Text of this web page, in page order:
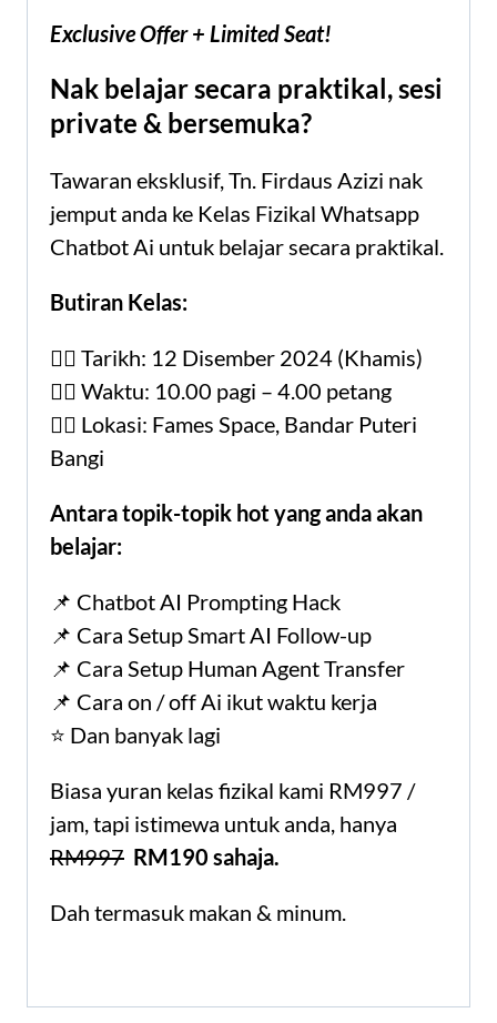
Exclusive Offer + Limited Seat!
Nak belajar secara praktikal, sesi
private & bersemuka?
Tawaran eksklusif, Tn. Firdaus Azizi nak
jemput anda ke Kelas Fizikal Whatsapp
Chatbot Ai untuk belajar secara praktikal.
Butiran Kelas:
👉🏻 Tarikh: 12 Disember 2024 (Khamis)
👉🏻 Waktu: 10.00 pagi – 4.00 petang
👉🏻 Lokasi: Fames Space, Bandar Puteri
Bangi
Antara topik-topik hot yang anda akan
belajar:
📌 Chatbot AI Prompting Hack
📌 Cara Setup Smart AI Follow-up
📌 Cara Setup Human Agent Transfer
📌 Cara on / off Ai ikut waktu kerja
⭐️ Dan banyak lagi
Biasa yuran kelas fizikal kami RM997 /
jam, tapi istimewa untuk anda, hanya
RM997 RM190 sahaja.
Dah termasuk makan & minum.